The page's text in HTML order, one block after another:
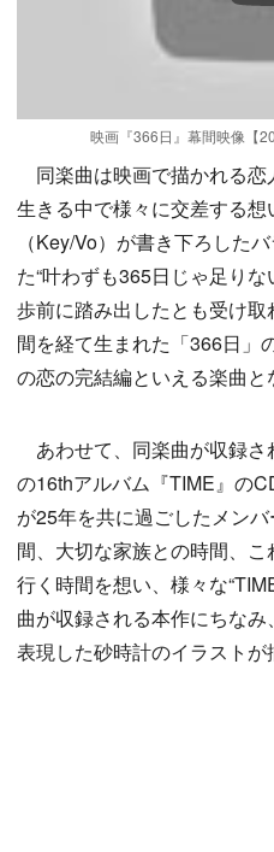
映画『366日』幕間映像【
同楽曲は映画で描かれる恋
生きる中で様々に交差する
（Key/Vo）が書き下ろした
た“叶わずも365日じゃ足り
歩前に踏み出したとも受け
間を経て生まれた「366日」
の恋の完結編といえる楽曲と
あわせて、同楽曲が収録さ
の16thアルバム『TIME』の
が25年を共に過ごしたメン
間、大切な家族との時間、
行く時間を想い、様々な
曲が収録される本作にちな
表現した砂時計のイラストが